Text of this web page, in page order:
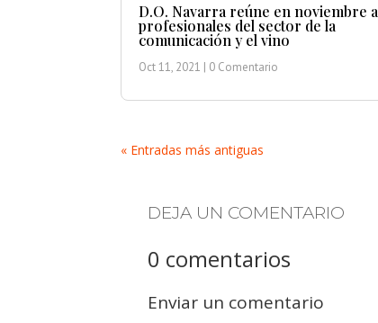
D.O. Navarra reúne en noviembre a
profesionales del sector de la
comunicación y el vino
Oct 11, 2021 | 0 Comentario
« Entradas más antiguas
DEJA UN COMENTARIO
0 comentarios
Enviar un comentario